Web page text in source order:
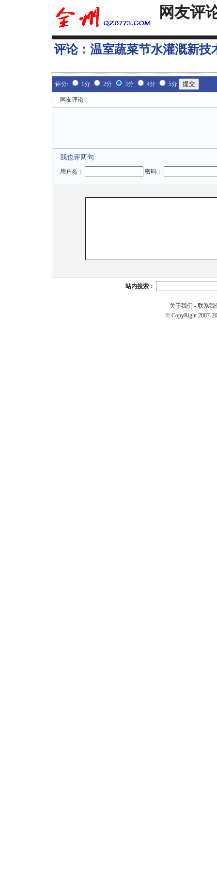
网友评
评论： 温室蔬菜节水灌溉新技
评分: 1分 2分 3分 4分 5分
网友评论
我也评两句
用户名： 密码：
站内搜索：
关于我们 - 联系我
© CopyRight 2007-